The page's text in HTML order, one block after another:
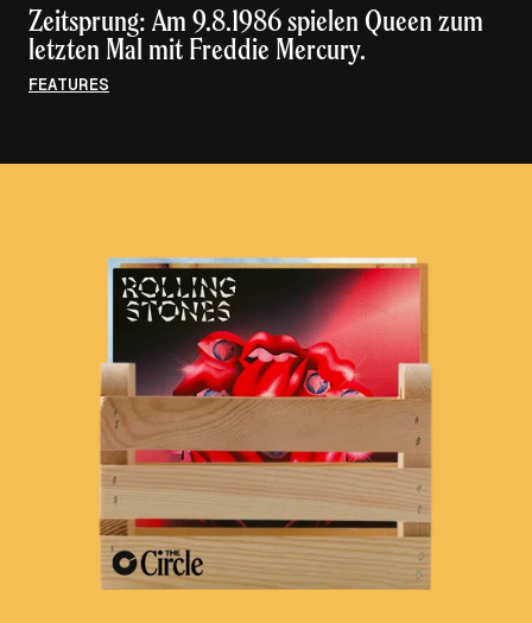
Zeitsprung: Am 9.8.1986 spielen Queen zum
letzten Mal mit Freddie Mercury.
FEATURES